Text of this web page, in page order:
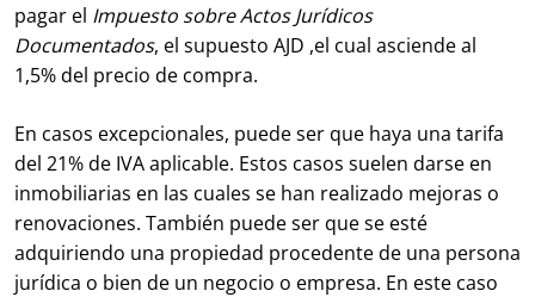
pagar el Impuesto sobre Actos Jurídicos
Documentados, el supuesto AJD ,el cual asciende al
1,5% del precio de compra.
En casos excepcionales, puede ser que haya una tarifa
del 21% de IVA aplicable. Estos casos suelen darse en
inmobiliarias en las cuales se han realizado mejoras o
renovaciones. También puede ser que se esté
adquiriendo una propiedad procedente de una persona
jurídica o bien de un negocio o empresa. En este caso